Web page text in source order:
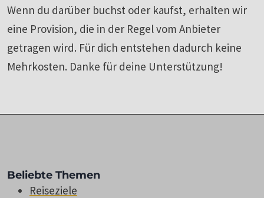
Wenn du darüber buchst oder kaufst, erhalten wir
eine Provision, die in der Regel vom Anbieter
getragen wird. Für dich entstehen dadurch keine
Mehrkosten. Danke für deine Unterstützung!
Beliebte Themen
Reiseziele